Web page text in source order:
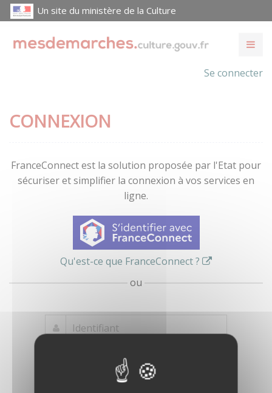
Un site du ministère de la Culture
Se connecter
CONNEXION
FranceConnect est la solution proposée par l'Etat pour
sécuriser et simplifier la connexion à vos services en
ligne.
Qu'est-ce que FranceConnect ?
ou